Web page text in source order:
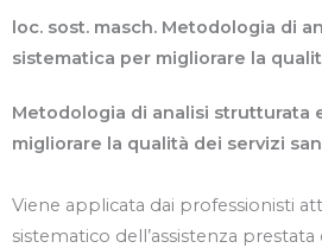
loc. sost. masch. Metodologia di
sistematica per migliorare la
Metodologia di analisi strutturata
migliorare la qualità dei servizi
Viene applicata dai professionisti
sistematico dell’assistenza